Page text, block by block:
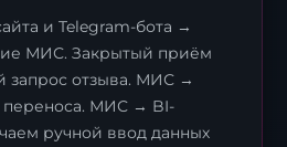
и Telegram-бота →
МИС. Закрытый приём
запрос отзыва. МИС →
переноса. МИС → BI-
ручной ввод данных